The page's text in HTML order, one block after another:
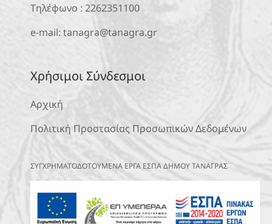
Τηλέφωνο : 2262351100
e-mail: tanagra@tanagra.gr
Χρήσιμοι Σύνδεσμοι
Αρχική
Πολιτική Προστασίας Προσωπικών Δεδομένων
ΣΥΓΧΡΗΜΑΤΟΔΟΤΟΥΜΕΝΑ ΕΡΓΑ ΕΣΠΑ ΔΗΜΟΥ ΤΑΝΑΓΡΑΣ